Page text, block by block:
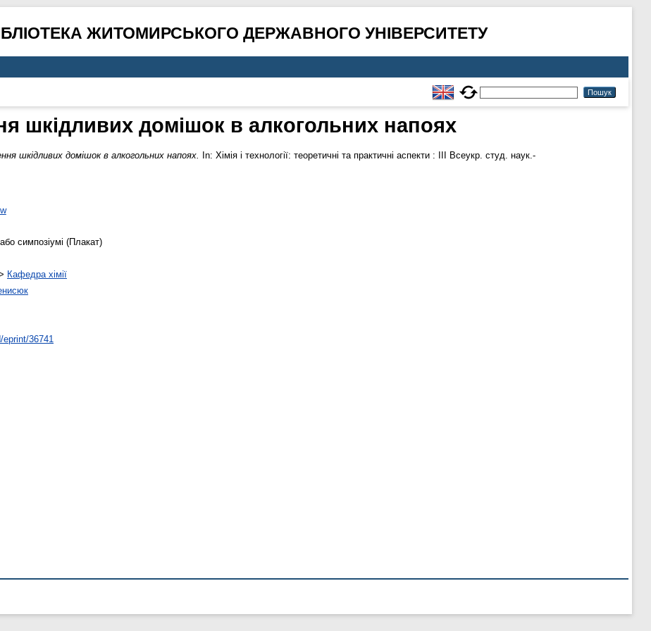
ЖИТОМИРСЬКОГО ДЕРЖАВНОГО УНІВЕРСИТЕТУ
шкідливих домішок в алкогольних напоях
шкідливих домішок в алкогольних напоях.
In: Хімія і технології: теоретичні та практичні аспекти : ІІІ Всеукр. студ. наук.-
симпозіумі (Плакат)
Кафедра хімії
eprint/36741